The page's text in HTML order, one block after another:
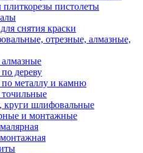
пистолеты
снятия краски
отрезные, алмазные,
дереву
металлу и камню
круги шлифовальные
и монтажные